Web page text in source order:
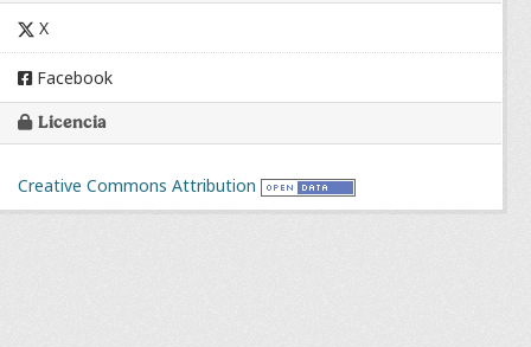
X
Facebook
Licencia
Creative Commons Attribution